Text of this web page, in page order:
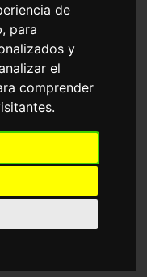
de
para
y
el
comprender
FROGSKINS
124,80€